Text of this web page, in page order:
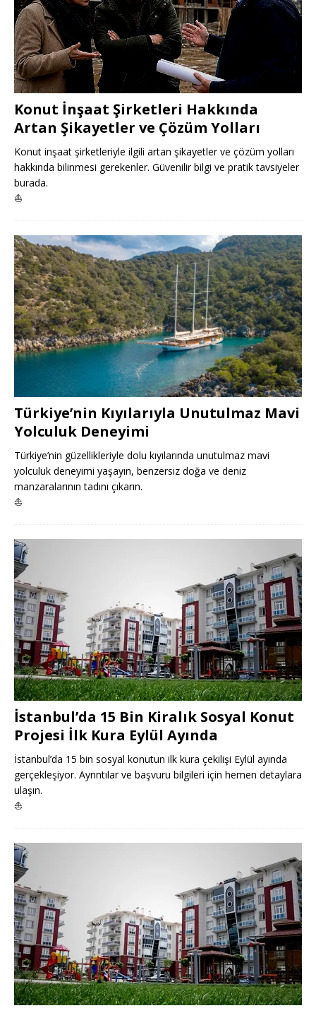
Konut İnşaat Şirketleri Hakkında
Artan Şikayetler ve Çözüm Yolları
Konut inşaat şirketleriyle ilgili artan şikayetler ve çözüm yolları
hakkında bilinmesi gerekenler. Güvenilir bilgi ve pratik tavsiyeler
burada.
⛵
Türkiye’nin Kıyılarıyla Unutulmaz Mavi
Yolculuk Deneyimi
Türkiye’nin güzellikleriyle dolu kıyılarında unutulmaz mavi
yolculuk deneyimi yaşayın, benzersiz doğa ve deniz
manzaralarının tadını çıkarın.
⛵
İstanbul’da 15 Bin Kiralık Sosyal Konut
Projesi İlk Kura Eylül Ayında
İstanbul’da 15 bin sosyal konutun ilk kura çekilişi Eylül ayında
gerçekleşiyor. Ayrıntılar ve başvuru bilgileri için hemen detaylara
ulaşın.
⛵